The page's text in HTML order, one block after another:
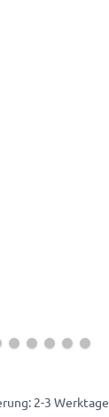
2-3 Werktage